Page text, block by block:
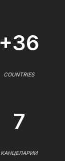
+36
COUNTRIES
7
КАНЦЕЛАРИИ